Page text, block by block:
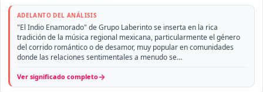
ADELANTO DEL ANÁLISIS
"El Indio Enamorado" de Grupo Laberinto se inserta en la rica
tradición de la música regional mexicana, particularmente el género
del corrido romántico o de desamor, muy popular en comunidades
donde las relaciones sentimentales a menudo se…
Ver significado completo→